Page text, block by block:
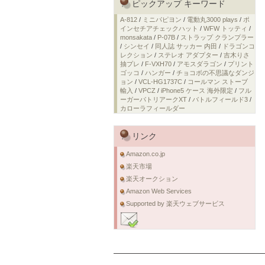
ピックアップ キーワード
A-812 / ミニパピヨン / 電動丸3000 plays / ポ
インセチアチェックハット / WFW トッティ /
monsakata / P-07B / ストラップ クランプラー
/ シンセイ / 同人誌 サッカー 内田 / ドラゴンコ
レクション / ステレオ アダプター / 吉木りさ
抽プレ / F-VXH70 / アモスダラゴン / プリント
ゴッコ / ハンガー / チョコボの不思議なダンジ
ョン / VCL-HG1737C / コールマン ストーブ
輸入 / VPCZ / iPhone5 ケース 海外限定 / フル
ーガーパトリアークXT / バトルフィールド3 /
カローラフィールダー
リンク
Amazon.co.jp
楽天市場
楽天オークション
Amazon Web Services
Supported by 楽天ウェブサービス